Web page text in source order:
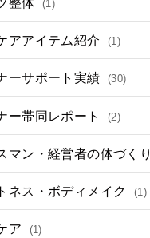
(1)
アアイテム紹介 (1)
ーサポート実績 (30)
ー帯同レポート (2)
マン・経営者の体づくり
ネス・ボディメイク (1)
ア (1)